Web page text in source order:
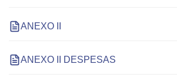
ANEXO II
ANEXO II DESPESAS